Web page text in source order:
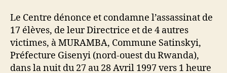
Le Centre dénonce et condamne l’assassinat de
17 élèves, de leur Directrice et de 4 autres
victimes, à MURAMBA, Commune Satinskyi,
Préfecture Gisenyi (nord-ouest du Rwanda),
dans la nuit du 27 au 28 Avril 1997 vers 1 heure